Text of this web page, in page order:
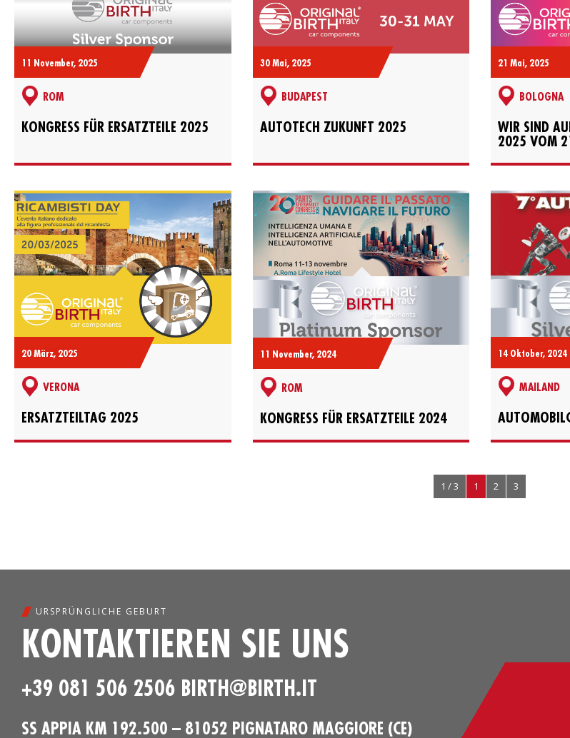
11 November, 2025
ROM
KONGRESS FÜR ERSATZTEILE 2025
30 Mai, 2025
BUDAPEST
AUTOTECH ZUKUNFT 2025
21 Mai, 2025
BOLOGNA
WIR SIND
2025 VOM
20 März, 2025
VERONA
ERSATZTEILTAG 2025
11 November, 2024
ROM
KONGRESS FÜR ERSATZTEILE 2024
14 Oktober, 2024
MAILAND
1 / 3 1 2 3
URSPRÜNGLICHE GEBURT
KONTAKTIEREN SIE UNS
+39 081 506 2506 BIRTH@BIRTH.IT
SS APPIA KM 192.500 – 81052 PIGNATARO MAGGIORE (CE)